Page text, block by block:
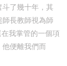
了幾十年，其
長教師視為師
我掌管的一個項
便離我們而